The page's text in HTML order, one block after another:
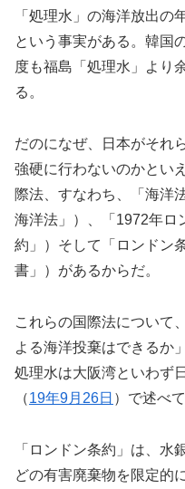
「処理水」の海洋放出の
という事実がある。韓国
度も福島「処理水」より
る。
だのになぜ、日本がそれ
強硬に行わないのかとい
際法、すなわち、「海洋
海洋法」）、「1972年ロ
約」）そして「ロンドン
書」）があるからだ。
これらの国際法について
よる海洋投棄はできるか
処理水は大阪湾といわず
（19年9月26日 ）で述べ
「ロンドン条約」は、水
どの有害廃棄物を限定的